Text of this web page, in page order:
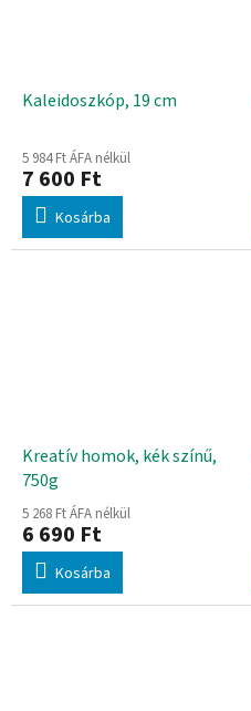
Kaleidoszkóp, 19 cm
5 984 Ft ÁFA nélkül
7 600 Ft
Kosárba
Kreatív homok, kék színű,
750g
5 268 Ft ÁFA nélkül
6 690 Ft
Kosárba